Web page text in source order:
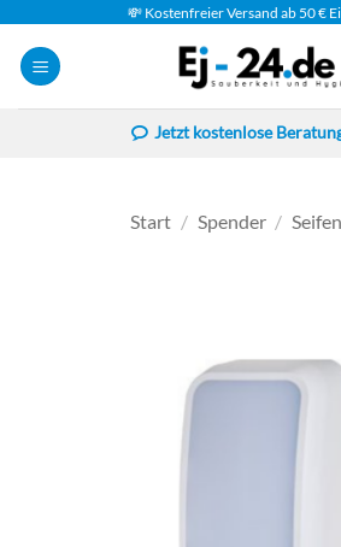
Inhalt
springen
💸 Kostenfreier Versand ab 50 €
Jetzt kostenlose
Start / Spender /